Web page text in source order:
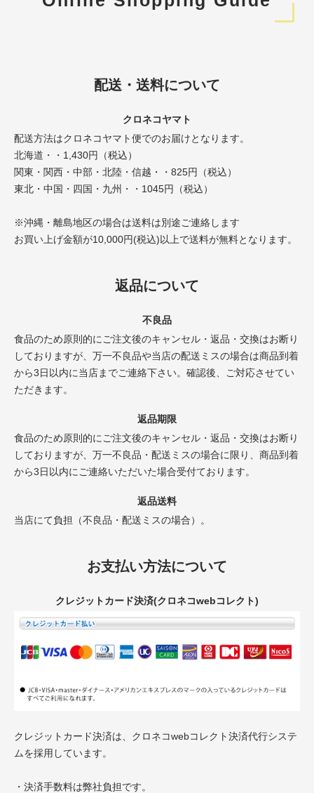
配送・送料について
クロネコヤマト
配送方法はクロネコヤマト便でのお届けとなります。
北海道・・1,430円（税込）
関東・関西・中部・北陸・信越・・825円（税込）
東北・中国・四国・九州・・1045円（税込）
※沖縄・離島地区の場合は送料は別途ご連絡します
お買い上げ金額が10,000円(税込)以上で送料が無料となります。
返品について
不良品
食品のため原則的にご注文後のキャンセル・返品・交換はお断り
しておりますが、万一不良品や当店の配送ミスの場合は商品到着
から3日以内に当店までご連絡下さい。確認後、ご対応させてい
ただきます。
返品期限
食品のため原則的にご注文後のキャンセル・返品・交換はお断り
しておりますが、万一不良品・配送ミスの場合に限り、商品到着
から3日以内にご連絡いただいた場合受付ております。
返品送料
当店にて負担（不良品・配送ミスの場合）。
お支払い方法について
クレジットカード決済(クロネコwebコレクト)
クレジットカード決済は、クロネコwebコレクト決済代行システ
ムを採用しています。
・決済手数料は弊社負担です。